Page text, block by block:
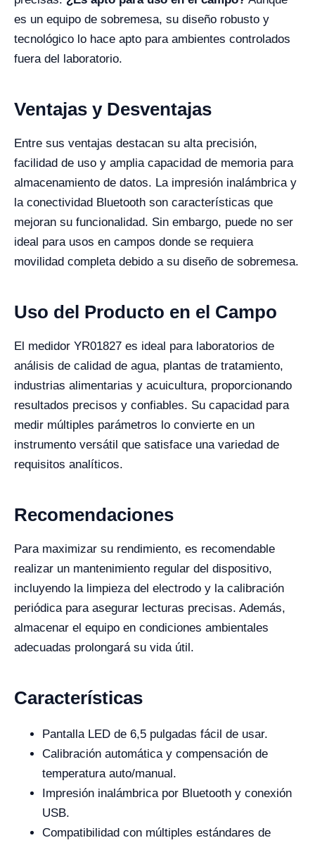
es un equipo de sobremesa, su diseño robusto y
tecnológico lo hace apto para ambientes controlados
fuera del laboratorio.
Ventajas y Desventajas
Entre sus ventajas destacan su alta precisión,
facilidad de uso y amplia capacidad de memoria para
almacenamiento de datos. La impresión inalámbrica y
la conectividad Bluetooth son características que
mejoran su funcionalidad. Sin embargo, puede no ser
ideal para usos en campos donde se requiera
movilidad completa debido a su diseño de sobremesa.
Uso del Producto en el Campo
El medidor YR01827 es ideal para laboratorios de
análisis de calidad de agua, plantas de tratamiento,
industrias alimentarias y acuicultura, proporcionando
resultados precisos y confiables. Su capacidad para
medir múltiples parámetros lo convierte en un
instrumento versátil que satisface una variedad de
requisitos analíticos.
Recomendaciones
Para maximizar su rendimiento, es recomendable
realizar un mantenimiento regular del dispositivo,
incluyendo la limpieza del electrodo y la calibración
periódica para asegurar lecturas precisas. Además,
almacenar el equipo en condiciones ambientales
adecuadas prolongará su vida útil.
Características
Pantalla LED de 6,5 pulgadas fácil de usar.
Calibración automática y compensación de
temperatura auto/manual.
Impresión inalámbrica por Bluetooth y conexión
USB.
Compatibilidad con múltiples estándares de